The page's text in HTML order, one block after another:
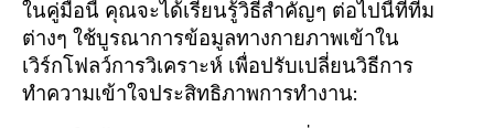
ในคู่มือนี้ คุณจะได้เรียนรู้วิธีสำคัญๆ ต่อไปนี้ที่ทีม
ต่างๆ ใช้บูรณาการข้อมูลทางกายภาพเข้าใน
เวิร์กโฟลว์การวิเคราะห์ เพื่อปรับเปลี่ยนวิธีการ
ทำความเข้าใจประสิทธิภาพการทำงาน: